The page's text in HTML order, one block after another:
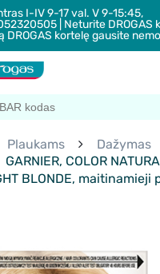
I-IV 9-17 val. V 9-15:45,
| Neturite DROGAS
DROGAS kortelę gausite
Plaukams
Dažymas
GARNIER, COLOR
BLONDE, maitinamieji